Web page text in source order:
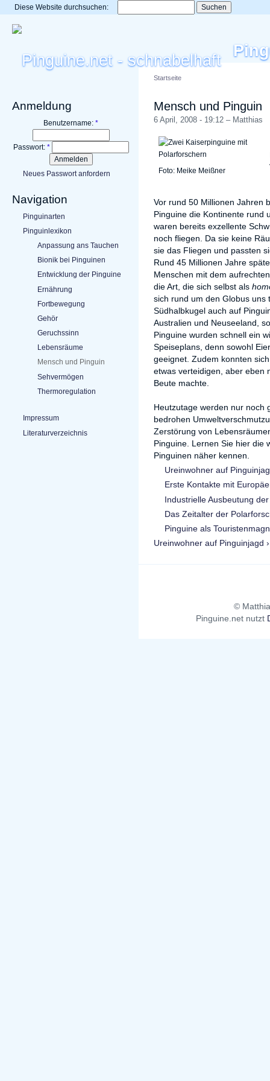
Diese Website durchsuchen:
Anmeldung
Benutzername: *
Passwort: *
Neues Passwort anfordern
Navigation
Pinguinarten
Pinguinlexikon
Anpassung ans Tauchen
Bionik bei Pinguinen
Entwicklung der Pinguine
Ernährung
Fortbewegung
Gehör
Geruchssinn
Lebensräume
Mensch und Pinguin
Sehvermögen
Thermoregulation
Impressum
Literaturverzeichnis
Startseite
Mensch und Pinguin
6 April, 2008 - 19:12 – Matthias
Foto: Meike Meißner
Vor rund 50 Millionen Jahren
Pinguine die Kontinente rund
waren bereits exzellente
noch fliegen. Da sie keine
sie das Fliegen und passten
Rund 45 Millionen Jahre
Menschen mit dem
die Art, die sich selbst als
sich rund um den Globus
Südhalbkugel auch auf
Australien und Neuseeland,
Pinguine wurden schnell ein
Speiseplans, denn sowohl
geeignet. Zudem konnten
etwas verteidigen, aber eben
Beute machte.
Heutzutage werden nur noch
bedrohen
Zerstörung von
Pinguine. Lernen Sie hier die
Pinguinen näher kennen.
Ureinwohner auf
Erste Kontakte mit
Industrielle Ausbeutung
Das Zeitalter der
Pinguine als
Ureinwohner auf Pinguinjagd ›
©
Pinguine.net nutzt